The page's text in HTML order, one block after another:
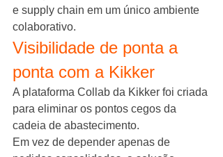
e supply chain em um único ambiente
colaborativo.
Visibilidade de ponta a
ponta com a Kikker
A plataforma Collab da Kikker foi criada
para eliminar os pontos cegos da
cadeia de abastecimento.
Em vez de depender apenas de